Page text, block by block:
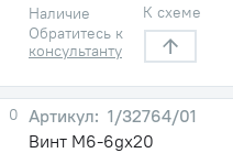
Наличие
Обратитесь к
консультанту
К схеме
0
1/32764/01
Винт М6-6gх20